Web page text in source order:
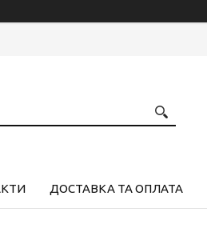
ДОСТАВКА ТА ОПЛАТА